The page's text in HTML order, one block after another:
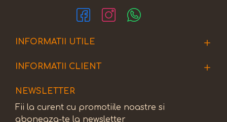
INFORMATII UTILE
INFORMATII CLIENT
NEWSLETTER
Fii la curent cu promotiile noastre si
aboneaza-te la newsletter